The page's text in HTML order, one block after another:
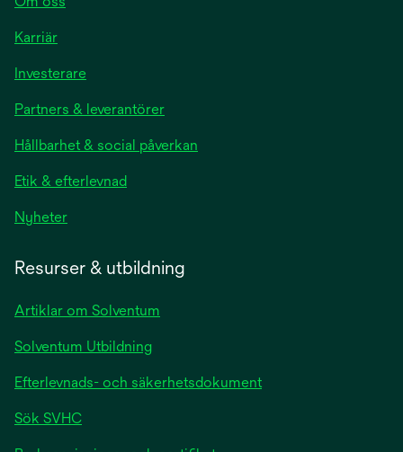
Karriär
Investerare
Partners & leverantörer
Hållbarhet & social påverkan
Etik & efterlevnad
Nyheter
Resurser & utbildning
Artiklar om Solventum
Solventum Utbildning
Efterlevnads- och säkerhetsdokument
Sök SVHC